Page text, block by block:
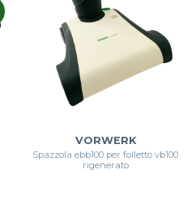
VORWERK
Spazzola ebb100 per folletto vb100
rigenerato